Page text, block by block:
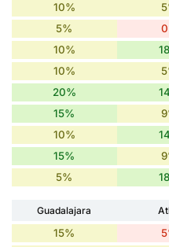
10%
5%
10%
10%
20%
15%
10%
15%
5%
Guadalajara
15%